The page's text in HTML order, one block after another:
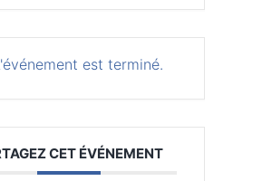
est terminé.
CET ÉVÉNEMENT